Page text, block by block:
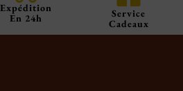
Expédition
En 24h
Service
Cadeaux